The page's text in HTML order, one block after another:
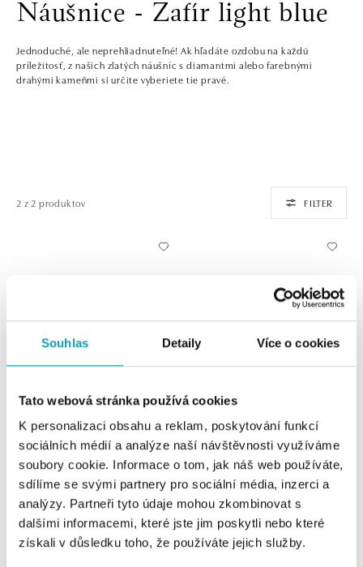
Souhlas Detaily Více o cookies
Tato webová stránka používá cookies
K personalizaci obsahu a reklam, poskytování funkcí
sociálních médií a analýze naší návštěvnosti využíváme
soubory cookie. Informace o tom, jak náš web používáte,
sdílíme se svými partnery pro sociální média, inzerci a
analýzy. Partneři tyto údaje mohou zkombinovat s
dalšími informacemi, které jste jim poskytli nebo které
získali v důsledku toho, že používáte jejich služby.
Náušnice - Zafír light blue
Jednoduché, ale neprehliadnuteľné! Ak hľadáte ozdobu na každú
príležitosť, z našich zlatých náušníc s diamantmi alebo farebnými
drahými kameňmi si určite vyberiete tie pravé.
2 z 2 produktov FILTER
Náušnice s zafírom a diamantmi
Imperial Allegory
od 2 132 €
Náušnice s diamantmi a zafírom
Princess
od 1 742 €